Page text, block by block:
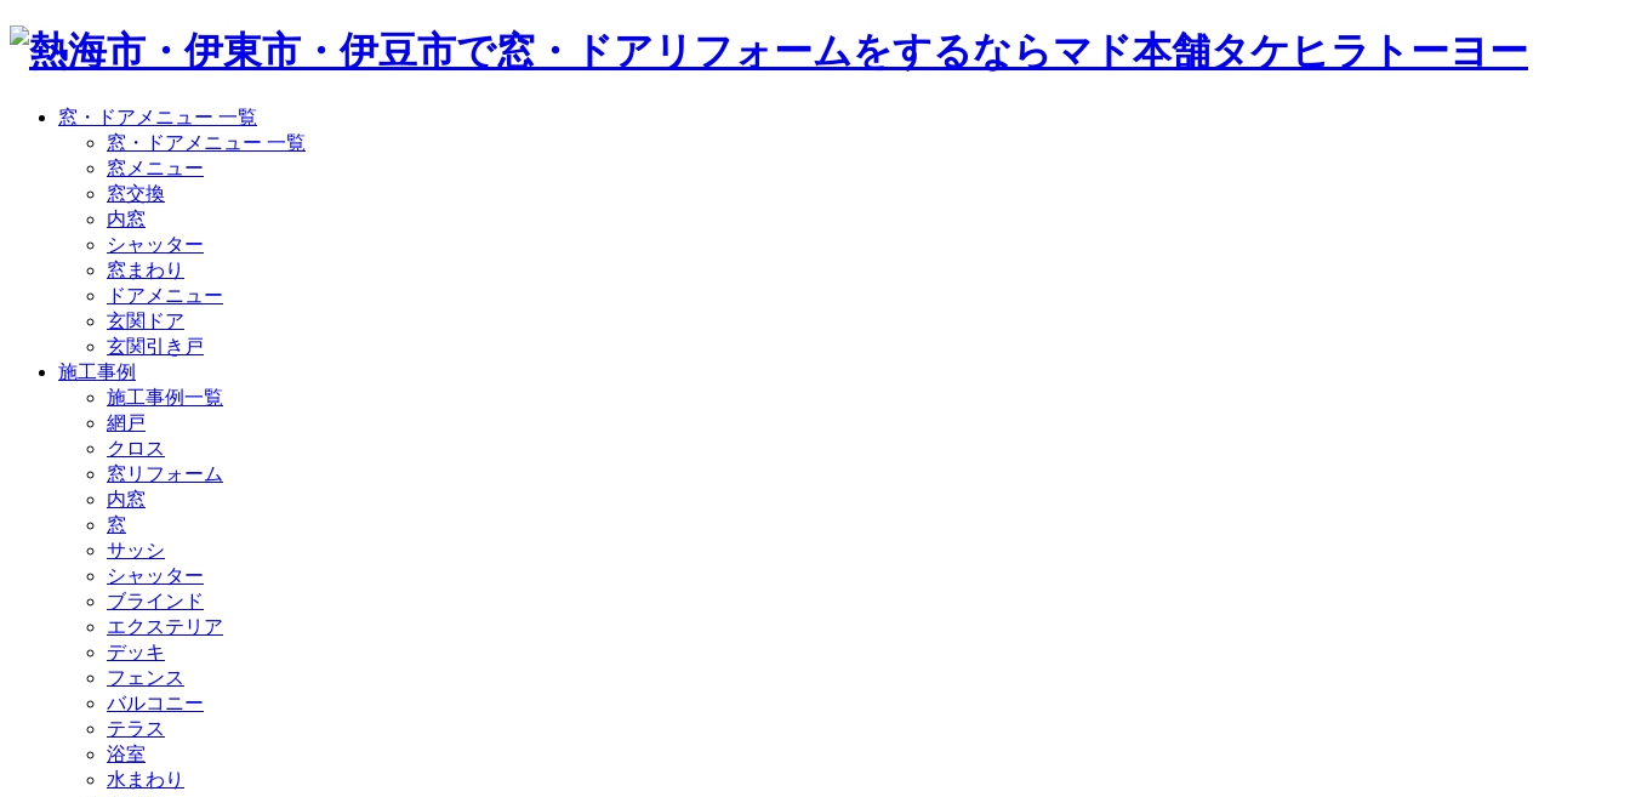
窓・ドアメニュー 一覧
窓・ドアメニュー 一覧
窓メニュー
窓交換
内窓
シャッター
窓まわり
ドアメニュー
玄関ドア
玄関引き戸
施工事例
施工事例一覧
網戸
クロス
窓リフォーム
内窓
窓
サッシ
シャッター
ブラインド
エクステリア
デッキ
フェンス
バルコニー
テラス
浴室
水まわり